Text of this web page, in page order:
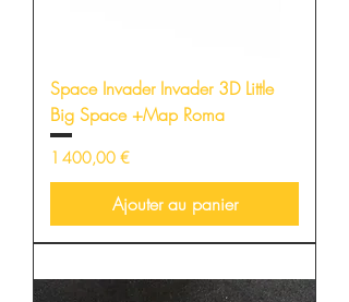
Space Invader Invader 3D Little
Big Space +Map Roma
Prix
1 400,00 €
Ajouter au panier